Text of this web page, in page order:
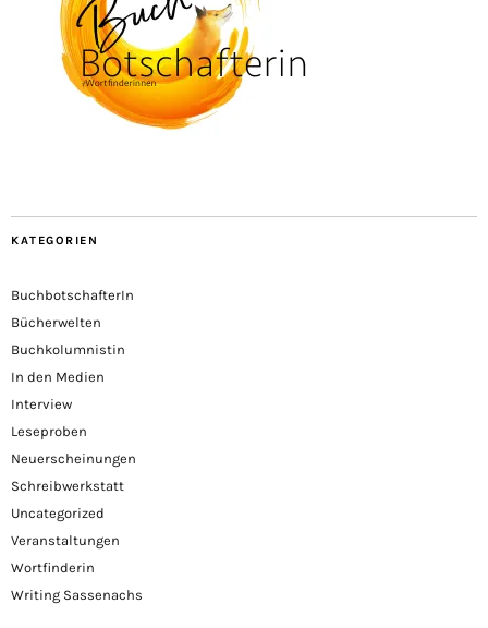
KATEGORIEN
BuchbotschafterIn
Bücherwelten
Buchkolumnistin
In den Medien
Interview
Leseproben
Neuerscheinungen
Schreibwerkstatt
Uncategorized
Veranstaltungen
Wortfinderin
Writing Sassenachs